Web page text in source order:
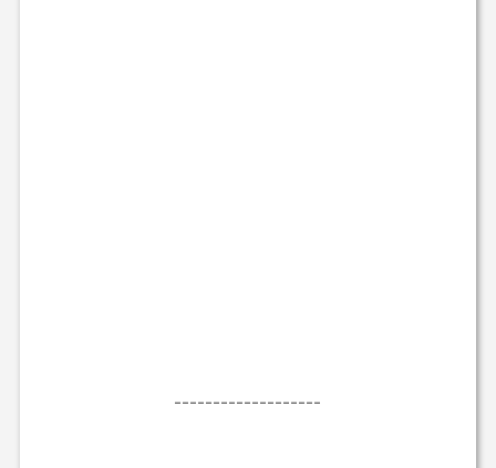
-------------------